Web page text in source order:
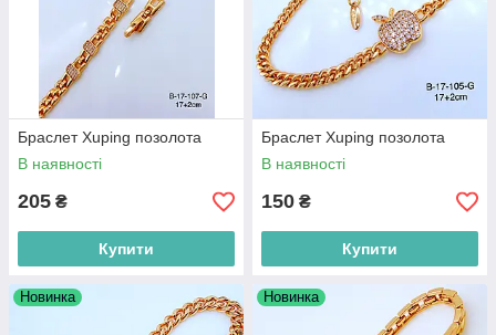
Браслет Xuping позолота
В наявності
205 ₴
Купити
Браслет Xuping позолота
В наявності
150 ₴
Купити
Новинка Новинка